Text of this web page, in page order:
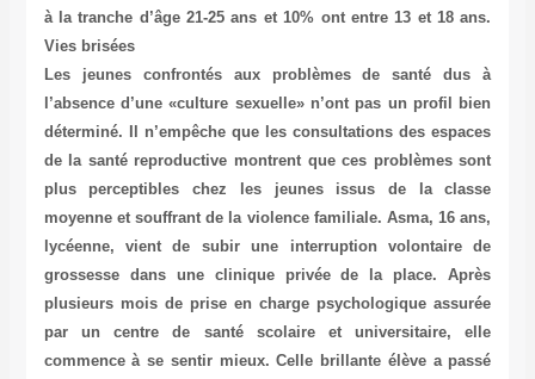
à la tranche d’âge 21-25 ans et 10% ont entre 13 et 18 ans.
Vies brisées
Les jeunes confrontés aux problèmes de santé dus à
l’absence d’une «culture sexuelle» n’ont pas un profil bien
déterminé. Il n’empêche que les consultations des espaces
de la santé reproductive montrent que ces problèmes sont
plus perceptibles chez les jeunes issus de la classe
moyenne et souffrant de la violence familiale. Asma, 16 ans,
lycéenne, vient de subir une interruption volontaire de
grossesse dans une clinique privée de la place. Après
plusieurs mois de prise en charge psychologique assurée
par un centre de santé scolaire et universitaire, elle
commence à se sentir mieux. Celle brillante élève a passé